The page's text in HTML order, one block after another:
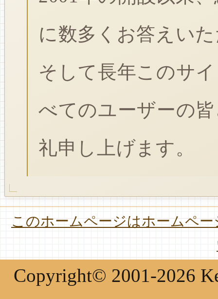
に数多くお答えい
そして長年このサ
べてのユーザーの
礼申し上げます。
このホームページはホームペ
Copyright© 2001-2026